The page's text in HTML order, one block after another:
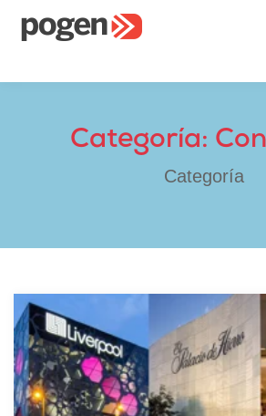
Categoría:
Categoría